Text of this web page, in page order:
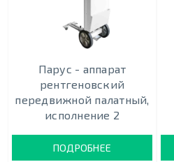
Парус - аппарат
рентгеновский
передвижной палатный,
исполнение 2
ПОДРОБНЕЕ